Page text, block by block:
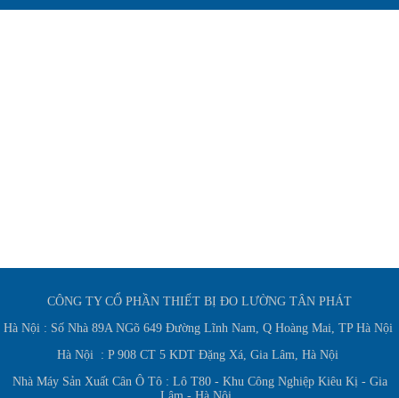
CÔNG TY CỔ PHẦN THIẾT BỊ ĐO LƯỜNG TÂN PHÁT
Hà Nội : Số Nhà 89A NGõ 649 Đường Lĩnh Nam, Q Hoàng Mai, TP Hà Nội
Hà Nội : P 908 CT 5 KDT Đặng Xá, Gia Lâm, Hà Nội
Nhà Máy Sản Xuất Cân Ô Tô : Lô T80 - Khu Công Nghiệp Kiêu Kị - Gia